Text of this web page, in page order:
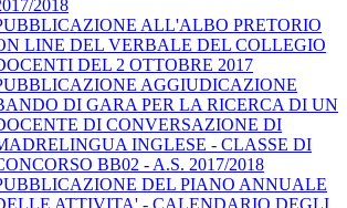
2018
ALL'ALBO PRETORIO
LINE DEL VERBALE DEL COLLEGIO
DEL 2 OTTOBRE 2017
AGGIUDICAZIONE
DI GARA PER LA RICERCA DI UN
DI CONVERSAZIONE DI
INGLESE - CLASSE DI
BB02 - A.S. 2017/2018
DEL PIANO ANNUALE